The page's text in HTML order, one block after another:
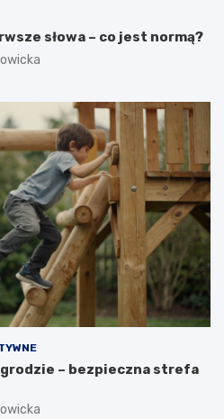
słowa – co jest normą?
– bezpieczna strefa